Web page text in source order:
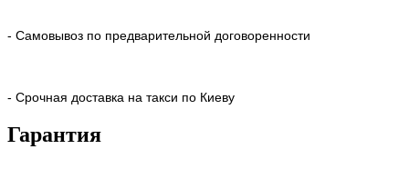
- Самовывоз по предварительной договоренности
- Срочная доставка на такси по Киеву
Гарантия